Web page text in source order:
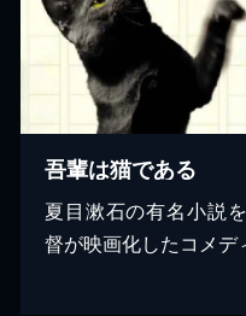
吾輩は猫である
夏目漱石の有名小説
督が映画化したコメデ